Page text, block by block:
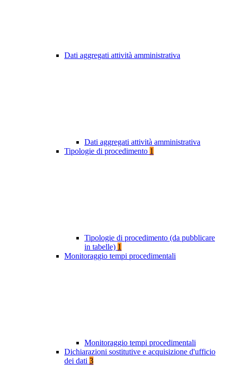
Dati aggregati attività amministrativa
Dati aggregati attività amministrativa
Tipologie di procedimento 1
Tipologie di procedimento (da pubblicare
in tabelle) 1
Monitoraggio tempi procedimentali
Monitoraggio tempi procedimentali
Dichiarazioni sostitutive e acquisizione d'ufficio
dei dati 3